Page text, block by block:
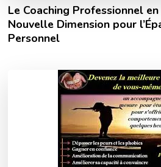
Le Coaching Professionnel
Nouvelle Dimension pour
Personnel